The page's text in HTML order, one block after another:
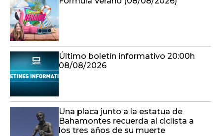
Último boletín informativo 20:00h
08/08/2026
Una placa junto a la estatua de
Bahamontes recuerda al ciclista a
los tres años de su muerte